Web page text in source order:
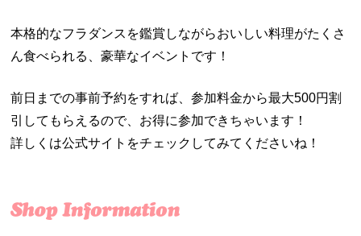
本格的なフラダンスを鑑賞しながらおいしい料理がたくさ
ん食べられる、豪華なイベントです！
前日までの事前予約をすれば、参加料金から最大500円割
引してもらえるので、お得に参加できちゃいます！
詳しくは公式サイトをチェックしてみてくださいね！